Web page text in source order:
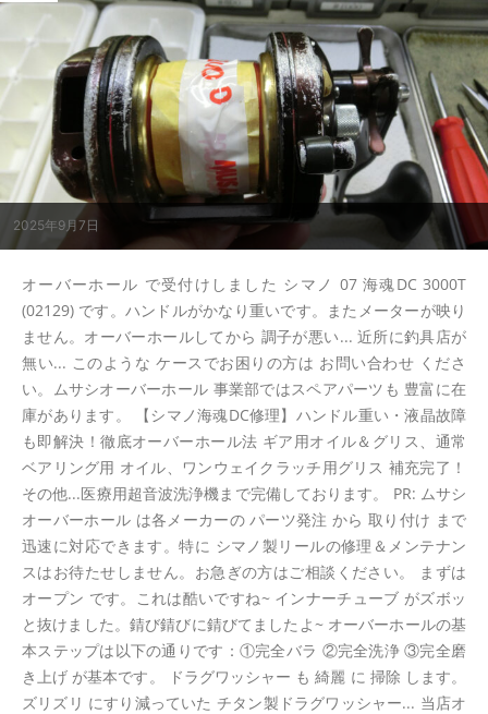
2025年9月7日
オーバーホール で受付けしました シマノ 07 海魂DC 3000T
(02129) です。ハンドルがかなり重いです。またメーターが映り
ません。オーバーホールしてから 調子が悪い... 近所に釣具店が
無い... このような ケースでお困りの方は お問い合わせ くださ
い。ムサシオーバーホール 事業部ではスペアパーツも 豊富に在
庫があります。 【シマノ海魂DC修理】ハンドル重い・液晶故障
も即解決！徹底オーバーホール法 ギア用オイル＆グリス、通常
ベアリング用 オイル、ワンウェイクラッチ用グリス 補充完了！
その他...医療用超音波洗浄機まで完備しております。 PR: ムサシ
オーバーホール は各メーカーの パーツ発注 から 取り付け まで
迅速に対応できます。特に シマノ製リールの修理＆メンテナン
スはお待たせしません。お急ぎの方はご相談ください。 まずは
オープン です。これは酷いですね~ インナーチューブ がズボッ
と抜けました。錆び錆びに錆びてましたよ~ オーバーホールの基
本ステップは以下の通りです：①完全バラ ②完全洗浄 ③完全磨
き上げ が基本です。 ドラグワッシャー も 綺麗 に 掃除 します。
ズリズリ にすり減っていた チタン製ドラグワッシャー... 当店オ